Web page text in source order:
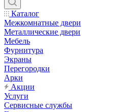
Каталог
Межкомнатные двери
Металлические двери
Мебель
Фурнитура
Экраны
Перегородки
Арки
Акции
Услуги
Сервисные службы